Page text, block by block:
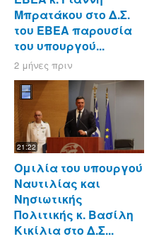
Μπρατάκου στο Δ.Σ.
του ΕΒΕΑ παρουσία
του υπουργού...
2 μήνες πριν
21:22
Ομιλία του υπουργού
Ναυτιλίας και
Νησιωτικής
Πολιτικής κ. Βασίλη
Κικίλια στο Δ.Σ...